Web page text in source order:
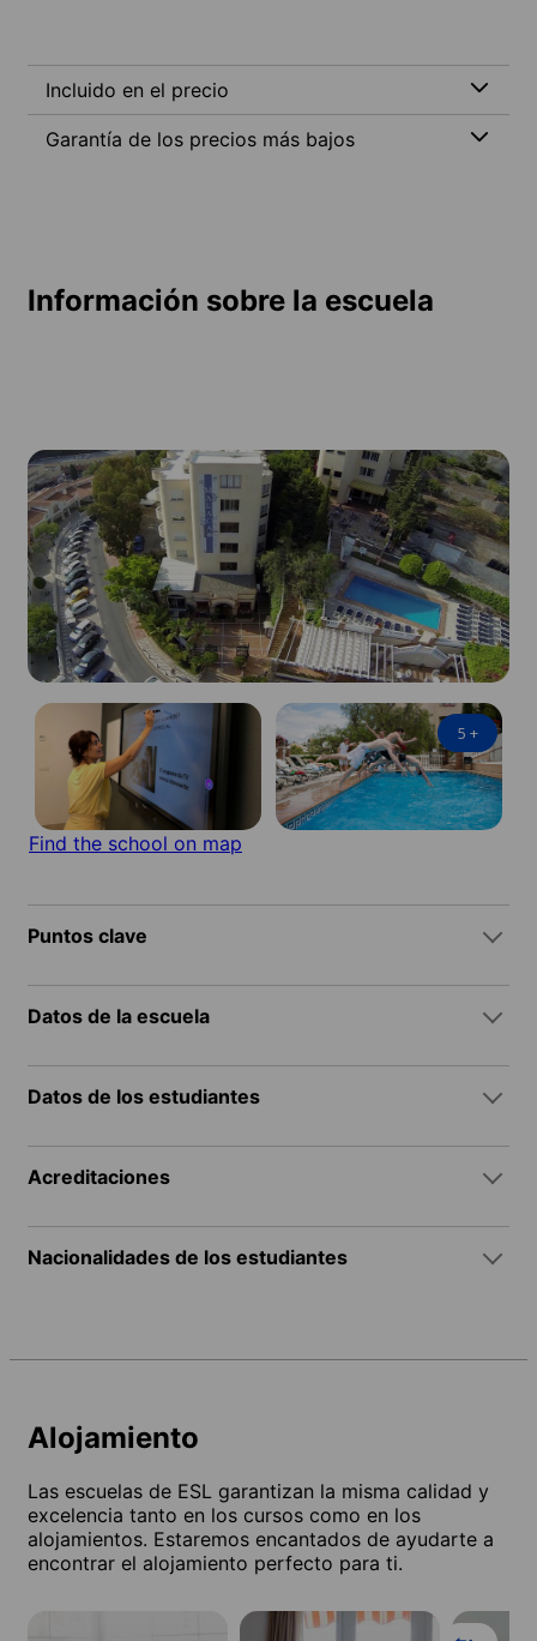
Incluido en el precio
Garantía de los precios más bajos
Información sobre la escuela
5 +
Find the school on map
Puntos clave
Datos de la escuela
Datos de los estudiantes
Acreditaciones
Nacionalidades de los estudiantes
Alojamiento
Las escuelas de ESL garantizan la misma calidad y
excelencia tanto en los cursos como en los
alojamientos. Estaremos encantados de ayudarte a
encontrar el alojamiento perfecto para ti.